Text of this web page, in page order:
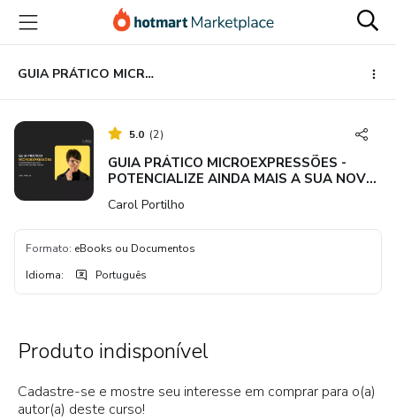
para
conteúdo
principal
para
pagamento
para
rodapé
GUIA PRÁTICO MICROEXPRESSÕES - POTENCIALIZE AINDA MAIS A SUA NOVA HABILIDADE DE IDENTIFICAR MENTIROSOS
5.0 (2)
GUIA PRÁTICO MICROEXPRESSÕES -
POTENCIALIZE AINDA MAIS A SUA NOVA
MENTIROSOS
Carol Portilho
Formato: eBooks ou Documentos
Idioma: Português
Produto indisponível
Cadastre-se e mostre seu interesse em comprar para o(a)
autor(a) deste curso!